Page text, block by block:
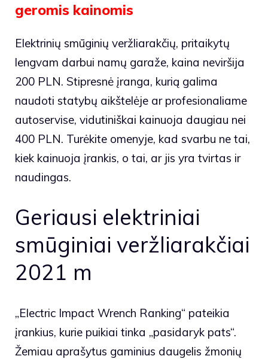
geromis kainomis
Elektrinių smūginių veržliarakčių, pritaikytų
lengvam darbui namų garaže, kaina neviršija
200 PLN. Stipresnė įranga, kurią galima
naudoti statybų aikštelėje ar profesionaliame
autoservise, vidutiniškai kainuoja daugiau nei
400 PLN. Turėkite omenyje, kad svarbu ne tai,
kiek kainuoja įrankis, o tai, ar jis yra tvirtas ir
naudingas.
Geriausi elektriniai
smūginiai veržliarakčiai
2021 m
„Electric Impact Wrench Ranking“ pateikia
įrankius, kurie puikiai tinka „pasidaryk pats“.
Žemiau aprašytus gaminius daugelis žmonių